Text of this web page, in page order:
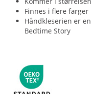
Finnes i flere farger
Håndkleserien er
Bedtime Story